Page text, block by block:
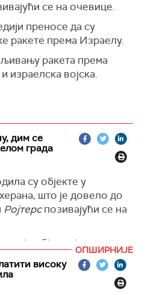
се на очевице.
преносе да су
ракете према Израелу.
ракета према
израелска војска.
дим се
града
су објекте у
што је довело до
Ројтерспозивајући се на
које објављују новинске
над јужним делом
због јучерашњег гађања
ОПШИРНИЈЕ
високу